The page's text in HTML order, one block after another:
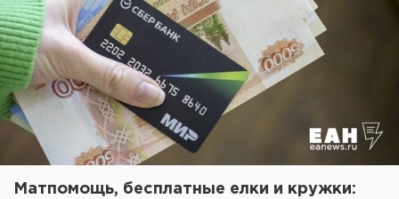
Матпомощь, бесплатные елки и кружки: